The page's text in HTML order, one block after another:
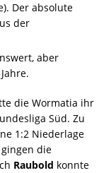
Der absolute
der
aber
die Wormatia ihr
Süd. Zu
1:2 Niederlage
die
Raubold konnte